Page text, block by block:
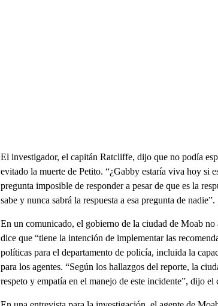
El investigador, el capitán Ratcliffe, dijo que no podía
evitado la muerte de Petito. “¿Gabby estaría viva hoy si
pregunta imposible de responder a pesar de que es la
sabe y nunca sabrá la respuesta a esa pregunta de nadie”.
En un comunicado, el gobierno de la ciudad de Moab
dice que “tiene la intención de implementar las
políticas para el departamento de policía, incluida la
para los agentes. “Según los hallazgos del reporte, la
respeto y empatía en el manejo de este incidente”, dijo